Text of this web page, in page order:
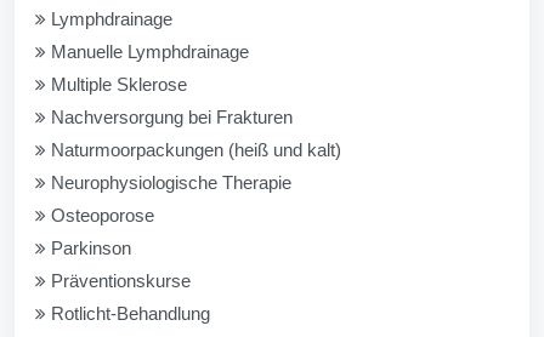
Lymphdrainage
Manuelle Lymphdrainage
Multiple Sklerose
Nachversorgung bei Frakturen
Naturmoorpackungen (heiß und kalt)
Neurophysiologische Therapie
Osteoporose
Parkinson
Präventionskurse
Rotlicht-Behandlung